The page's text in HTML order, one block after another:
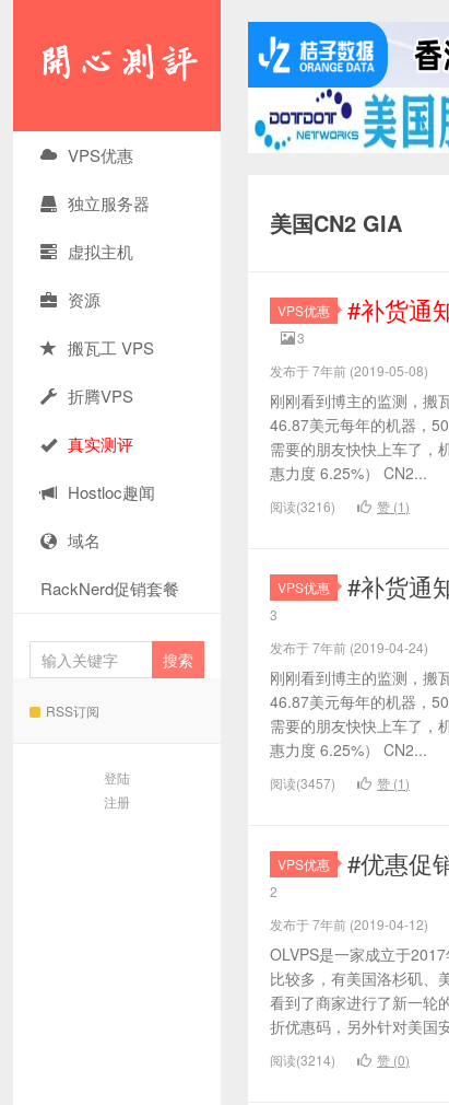
VPS优惠
独立服务器
虚拟主机
资源
搬瓦工 VPS
折腾VPS
真实测评
Hostloc趣闻
域名
RackNerd促销套餐
RSS订阅
登陆
注册
美国CN2 GIA
VPS优惠 #补货通
3
发布于 7年前 (2019-05-08)
刚刚看到博主的监测，搬
46.87美元每年的机器，
需要的朋友快快上车了，
惠力度 6.25%） CN2...
阅读(3216) 赞 (1)
VPS优惠 #补货通
3
发布于 7年前 (2019-04-24)
刚刚看到博主的监测，搬
46.87美元每年的机器，
需要的朋友快快上车了，
惠力度 6.25%） CN2...
阅读(3457) 赞 (1)
VPS优惠 #优惠促
2
发布于 7年前 (2019-04-12)
OLVPS是一家成立于
比较多，有美国洛杉矶、
看到了商家进行了新一轮
折优惠码，另外针对美国
阅读(3214) 赞 (0)